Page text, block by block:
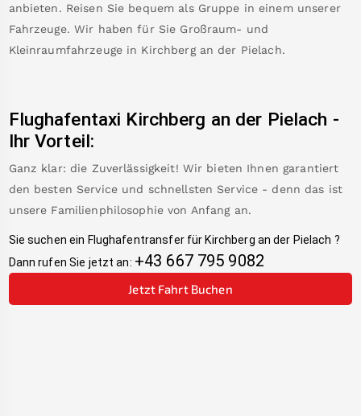
anbieten. Reisen Sie bequem als Gruppe in einem unserer
Fahrzeuge. Wir haben für Sie Großraum- und
Kleinraumfahrzeuge in Kirchberg an der Pielach.
Flughafentaxi Kirchberg an der Pielach -
Ihr Vorteil:
Ganz klar: die Zuverlässigkeit! Wir bieten Ihnen garantiert
den besten Service und schnellsten Service - denn das ist
unsere Familienphilosophie von Anfang an.
Sie suchen ein Flughafentransfer für Kirchberg an der Pielach ?
Dann rufen Sie jetzt an: +43 667 795 9082
Jetzt Fahrt Buchen